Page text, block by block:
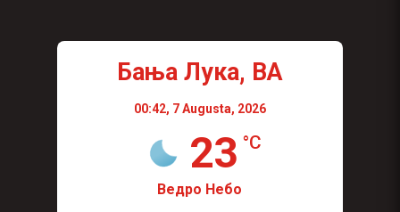
Бања Лука, BA
00:42, 7 Augusta, 2026
23 °C
Ведро Небо